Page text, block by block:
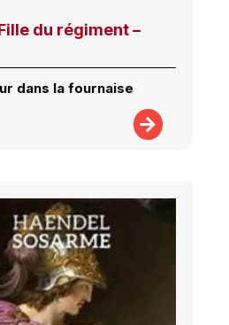
du régiment –
dans la fournaise